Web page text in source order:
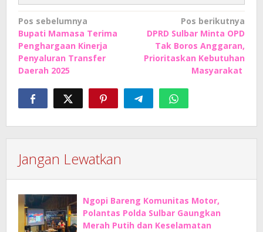
Navigasi
pos
Pos sebelumnya
Bupati Mamasa Terima
Penghargaan Kinerja
Penyaluran Transfer
Daerah 2025
Pos berikutnya
DPRD Sulbar Minta OPD
Tak Boros Anggaran,
Prioritaskan Kebutuhan
Masyarakat
Jangan Lewatkan
Ngopi Bareng Komunitas Motor,
Polantas Polda Sulbar Gaungkan
Merah Putih dan Keselamatan